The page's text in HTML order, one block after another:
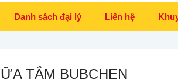
Danh sách đại lý Liên hệ
TẮM BUBCHEN